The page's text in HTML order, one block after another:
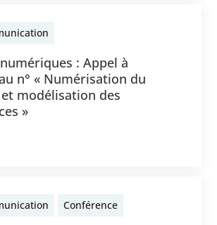
: Appel à
n° « Numérisation du
modélisation des
»
Conférence